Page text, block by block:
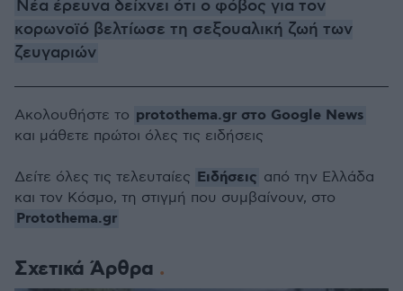
Νέα έρευνα δείχνει ότι ο φόβος για τον
κορωνοϊό βελτίωσε τη σεξουαλική ζωή των
ζευγαριών
Σχετικά Άρθρα
Ακολουθήστε το protothema.gr στο Google News
και μάθετε πρώτοι όλες τις ειδήσεις
Δείτε όλες τις τελευταίες Ειδήσεις από την Ελλάδα
και τον Κόσμο, τη στιγμή που συμβαίνουν, στο
Protothema.gr